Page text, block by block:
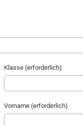
Klasse (erforderlich)
Vorname (erforderlich)